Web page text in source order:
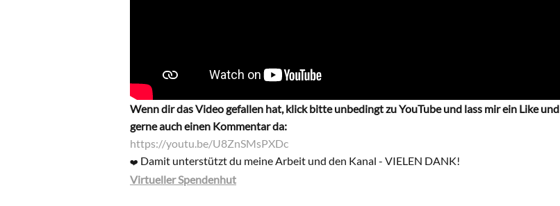
Wenn dir das Video gefallen hat, klick bitte unbedingt zu YouTube und lass mir ein Like und
gerne auch einen Kommentar da:
https://youtu.be/U8ZnSMsPXDc
❤️ Damit unterstützt du meine Arbeit und den Kanal - VIELEN DANK!
Virtueller Spendenhut